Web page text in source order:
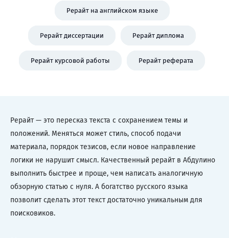
Рерайт на английском языке
Рерайт диссертации Рерайт диплома
Рерайт курсовой работы Рерайт реферата
Рерайт — это пересказ текста с сохранением темы и
положений. Меняться может стиль, способ подачи
материала, порядок тезисов, если новое направление
логики не нарушит смысл. Качественный рерайт в Абдулино
выполнить быстрее и проще, чем написать аналогичную
обзорную статью с нуля. А богатство русского языка
позволит сделать этот текст достаточно уникальным для
поисковиков.